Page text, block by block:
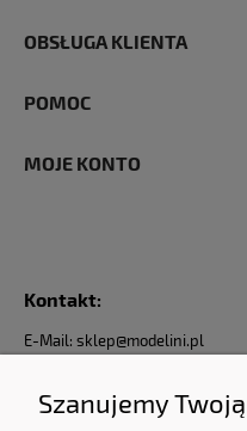
OBSŁUGA KLIENTA
POMOC
MOJE KONTO
Kontakt:
E-Mail: sklep@modelini.pl
Szanujemy